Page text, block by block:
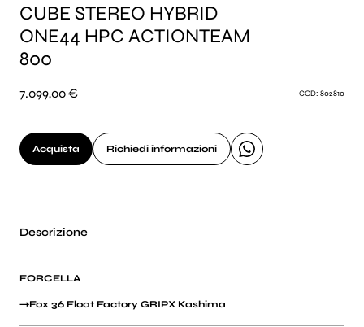
CUBE STEREO HYBRID
ONE44 HPC ACTIONTEAM
800
7.099,00 € COD: 802810
Acquista Richiedi informazioni
Descrizione
FORCELLA
Fox 36 Float Factory GRIPX Kashima